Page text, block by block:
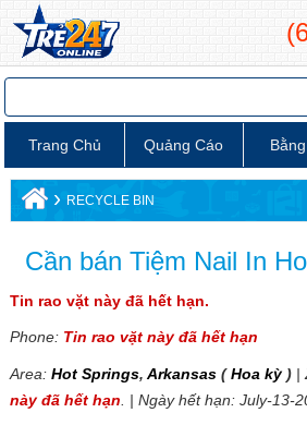
Trang Chủ Quảng Cáo
› RECYCLE BIN
Cần bán Tiệm Nail In
Tin rao vặt này đã hết hạn.
Phone: Tin rao vặt này đã hết hạn
Area: Hot Springs, Arkansas(Hoa kỳ)|
này đã hết hạn . | Ngày hết hạn: July-13-